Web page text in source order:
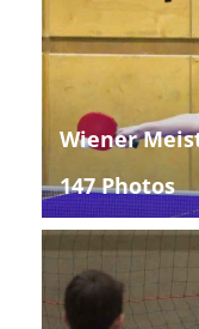
Wiener
147 Photos